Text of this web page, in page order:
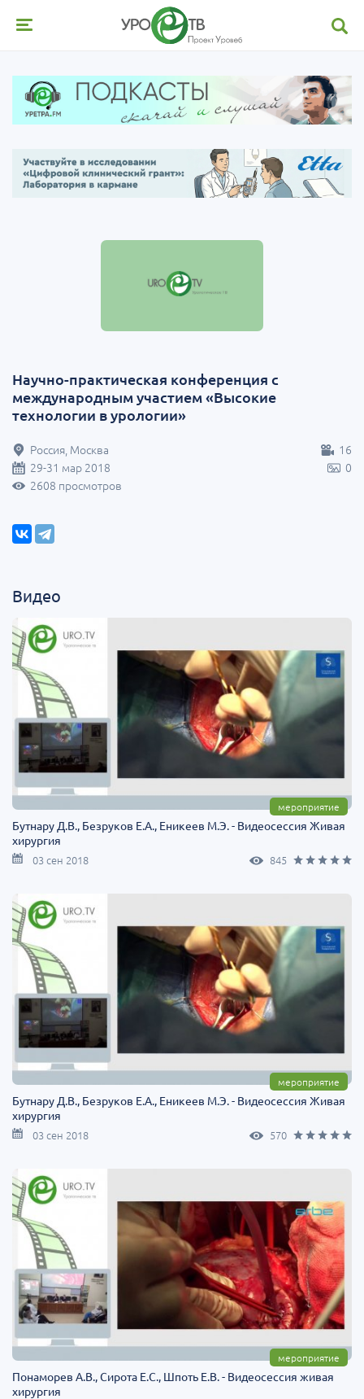
Научно-практическая конференция с
международным участием «Высокие
технологии в урологии»
16
Россия, Москва
0
29-31 мар 2018
2608 просмотров
Видео
мероприятие
Бутнару Д.В., Безруков Е.А., Еникеев М.Э. - Видеосессия Живая
хирургия
03 сен 2018 845
мероприятие
Бутнару Д.В., Безруков Е.А., Еникеев М.Э. - Видеосессия Живая
хирургия
03 сен 2018 570
мероприятие
Понаморев А.В., Сирота Е.С., Шпоть Е.В. - Видеосессия живая
хирургия